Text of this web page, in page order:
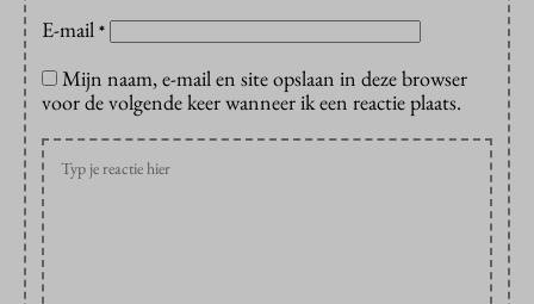
E-mail *
Mijn naam, e-mail en site opslaan in deze browser
voor de volgende keer wanneer ik een reactie plaats.